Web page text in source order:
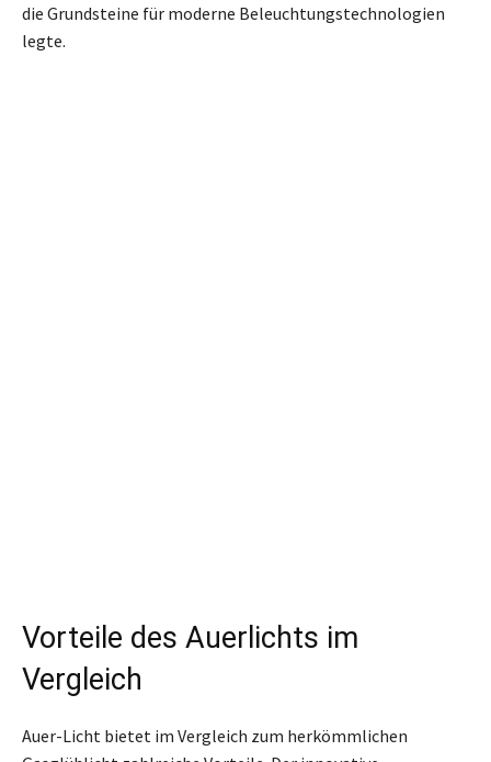
die Grundsteine für moderne Beleuchtungstechnologien
legte.
Vorteile des Auerlichts im
Vergleich
Auer-Licht bietet im Vergleich zum herkömmlichen